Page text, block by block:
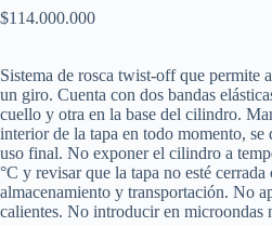
$114.000.000
Sistema de rosca twist-off que permite
un giro. Cuenta con dos bandas
cuello y otra en la base del cilindro.
interior de la tapa en todo momento, se
uso final. No exponer el cilindro a
°C y revisar que la tapa no esté cerrada
almacenamiento y transportación. No
calientes. No introducir en microondas